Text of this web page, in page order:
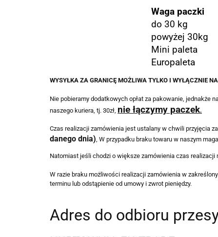
Waga paczki
do 30 kg
powyżej 30kg
Mini paleta
Europaleta
WYSYŁKA ZA GRANICĘ MOŻLIWA TYLKO I WYŁĄCZNIE
Nie pobieramy dodatkowych opłat za pakowanie, jednakże
naszego kuriera, tj. 30zł, nie łączymy paczek.
Czas realizacji zamówienia jest ustalany w chwili przyjęcia
danego dnia) , W przypadku braku towaru w naszym
Natomiast jeśli chodzi o większe zamówienia czas realizacji
W razie braku możliwości realizacji zamówienia w
terminu lub odstąpienie od umowy i zwrot pieniędzy.
Adres do odbioru